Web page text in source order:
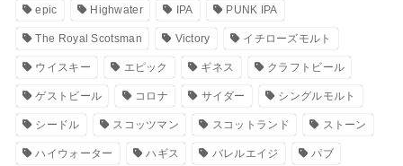
epic Highwater IPA PUNK IPA
The Royal Scotsman Victory イチローズモルト
ウイスキー エピック ギネス クラフトビール
ゲストビール コロナ サイダー シングルモルト
シードル スコッツマン スコットランド ストーン
ハイウォーター ハギス バレルエイジ パブ